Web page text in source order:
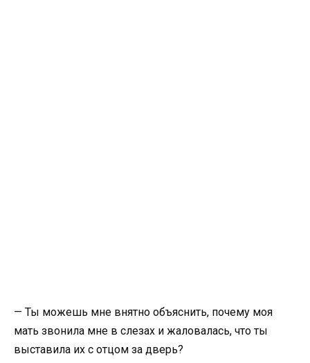
— Ты можешь мне внятно объяснить, почему моя
мать звонила мне в слезах и жаловалась, что ты
выставила их с отцом за дверь?